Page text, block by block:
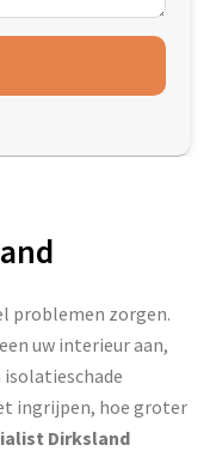
problemen zorgen.
uw interieur aan,
ingrijpen, hoe groter
Dirksland